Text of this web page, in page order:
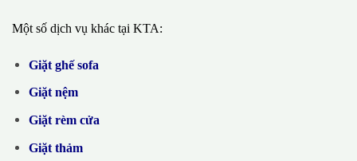
Một số dịch vụ khác tại KTA:
Giặt ghế sofa
Giặt nệm
Giặt rèm cửa
Giặt thảm